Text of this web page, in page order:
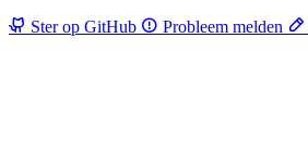
Ster op GitHub Probleem melden